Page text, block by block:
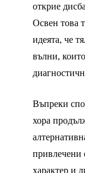
открие
Освен това
идеята, че
вълни,
Въпреки
хора
привлечени
характер и